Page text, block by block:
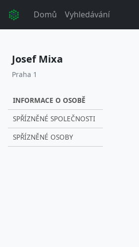
Domů Vyhledávání
Josef Mixa
Praha 1
INFORMACE O OSOBĚ
SPŘÍZNĚNÉ SPOLEČNOSTI
SPŘÍZNĚNÉ OSOBY